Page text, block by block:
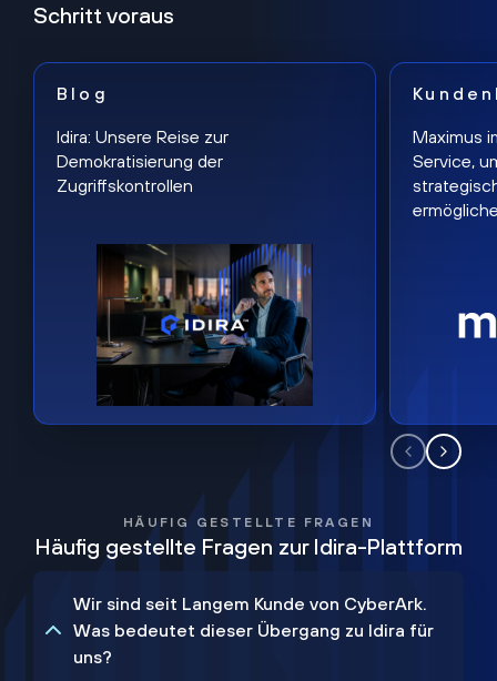
Schritt voraus
Blog
Idira: Unsere Reise zur
Demokratisierung der
Zugriffskontrollen
Maximus
Service,
HÄUFIG GESTELLTE FRAGEN
Häufig gestellte Fragen zur Idira-Plattform
Wir sind seit Langem Kunde von CyberArk.
Was bedeutet dieser Übergang zu Idira für
uns?